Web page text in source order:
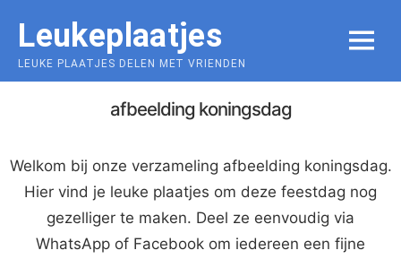
content
Leukeplaatjes
LEUKE PLAATJES DELEN MET VRIENDEN
MENU
afbeelding koningsdag
Welkom bij onze verzameling afbeelding koningsdag.
Hier vind je leuke plaatjes om deze feestdag nog
gezelliger te maken. Deel ze eenvoudig via
WhatsApp of Facebook om iedereen een fijne